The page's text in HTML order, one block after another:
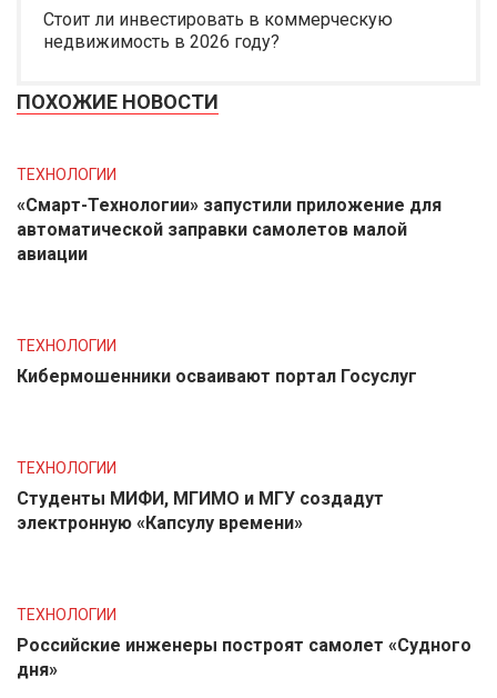
Стоит ли инвестировать в коммерческую
недвижимость в 2026 году?
ПОХОЖИЕ НОВОСТИ
ТЕХНОЛОГИИ
«Смарт-Технологии» запустили приложение для
автоматической заправки самолетов малой
авиации
ТЕХНОЛОГИИ
Кибермошенники осваивают портал Госуслуг
ТЕХНОЛОГИИ
Студенты МИФИ, МГИМО и МГУ создадут
электронную «Капсулу времени»
ТЕХНОЛОГИИ
Российские инженеры построят самолет «Судного
дня»